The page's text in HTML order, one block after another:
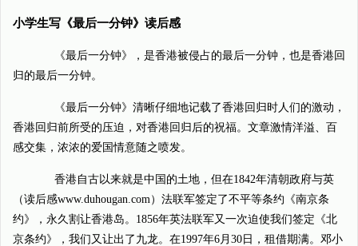
小学生写《最后一分钟》读后感
《最后一分钟》，是香港被侵占的最后一分钟，也是香港回
归的最后一分钟。
《最后一分钟》清晰仔细地记载了香港回归时人们的激动，
香港回归前所受的压迫，对香港回归后的祝福。文章激情洋溢、百
感交集，浓浓的爱国情意随之喷发。
香港自古以来就是中国的土地，但在1842年清朝政府与英
（读后感www.duhougan.com）法联军签定了不平等条约《南京条
约》，永久割让香港岛。1856年英法联军又一次迫使我们签定《北
京条约》，我们又让出了九龙。在1997年6月30日，租借期满。邓小